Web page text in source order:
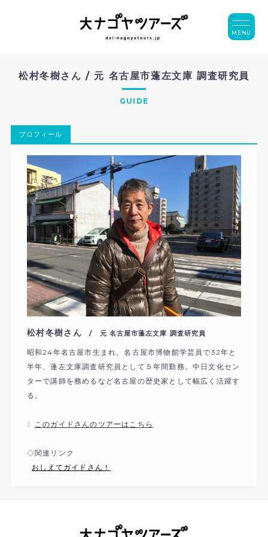
松村冬樹さん / 元 名古屋市蓬左文庫 調査研究員
GUIDE
プロフィール
松村冬樹さん / 元 名古屋市蓬左文庫 調査研究員
昭和24年名古屋市生まれ。名古屋市博物館学芸員で32年と
半年、蓬左文庫調査研究員として５年間勤務。中日文化セン
ターで講師を務めるなど名古屋の歴史家として幅広く活躍す
る。
〉 このガイドさんのツアーはこちら
◇関連リンク
おしえてガイドさん！
MENU